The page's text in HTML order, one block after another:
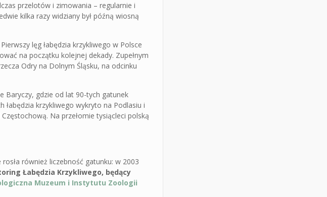
przelotów i zimowania – regularnie i
kilka razy widziany był późną wiosną
lęg łabędzia krzykliwego w Polsce
na początku kolejnej dekady. Zupełnym
Odry na Dolnym Śląsku, na odcinku
Baryczy, gdzie od lat 90-tych gatunek
łabędzia krzykliwego wykryto na Podlasiu i
Na przełomie tysiącleci polską
również liczebność gatunku: w 2003
Łabędzia Krzykliwego, będący
Muzeum i Instytutu Zoologii